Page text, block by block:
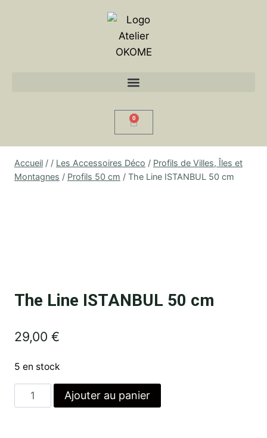
0
Accueil / / Les Accessoires Déco / Profils de Villes, Îles et
Montagnes / Profils 50 cm / The Line ISTANBUL 50 cm
The Line ISTANBUL 50 cm
29,00 €
5 en stock
Ajouter au panier